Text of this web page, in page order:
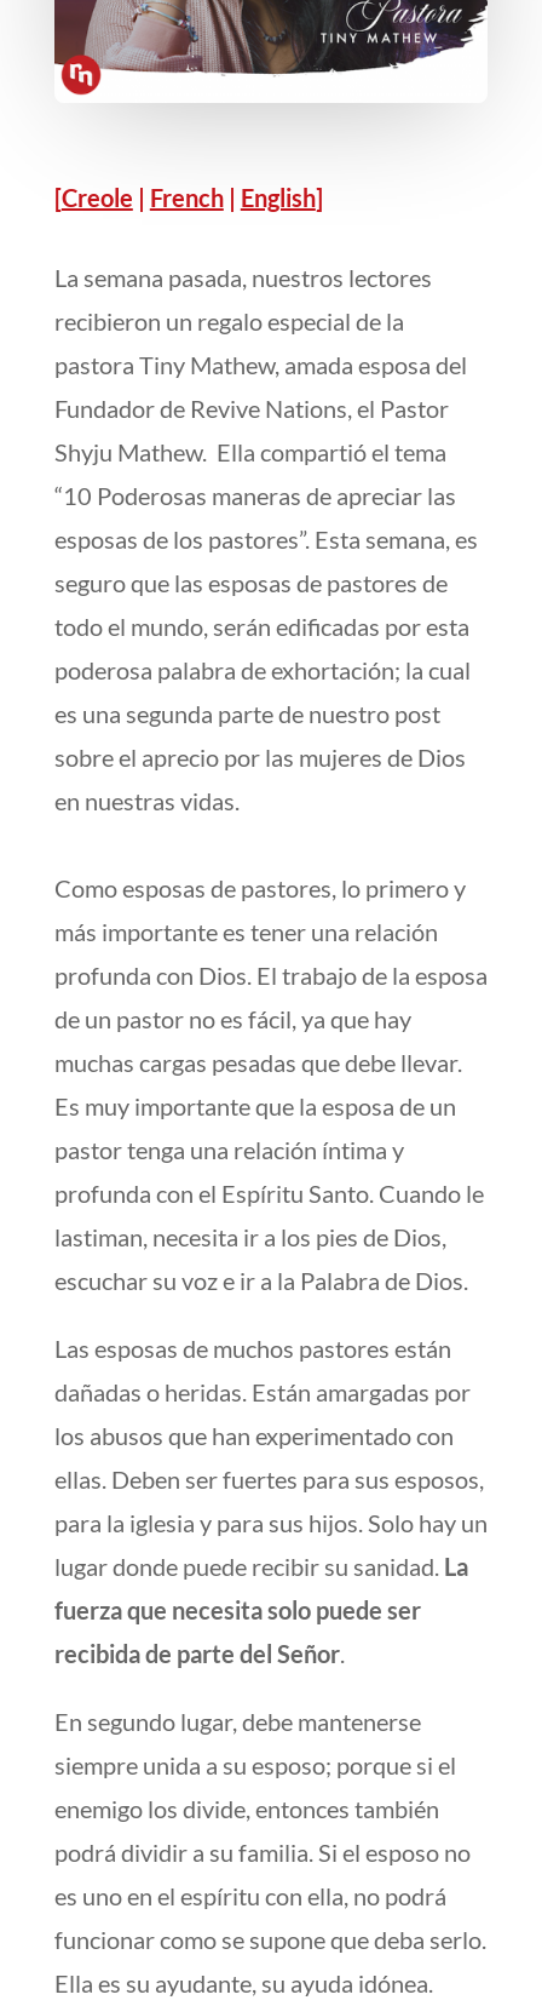
[Creole | French| English]
La semana pasada, nuestros lectores
recibieron un regalo especial de la
pastora Tiny Mathew, amada esposa del
Fundador de Revive Nations, el Pastor
Shyju Mathew. Ella compartió el tema
“10 Poderosas maneras de apreciar las
esposas de los pastores”. Esta semana, es
seguro que las esposas de pastores de
todo el mundo, serán edificadas por esta
poderosa palabra de exhortación; la cual
es una segunda parte de nuestro post
sobre el aprecio por las mujeres de Dios
en nuestras vidas.
Como esposas de pastores, lo primero y
más importante es tener una relación
profunda con Dios. El trabajo de la esposa
de un pastor no es fácil, ya que hay
muchas cargas pesadas que debe llevar.
Es muy importante que la esposa de un
pastor tenga una relación íntima y
profunda con el Espíritu Santo. Cuando le
lastiman, necesita ir a los pies de Dios,
escuchar su voz e ir a la Palabra de Dios.
Las esposas de muchos pastores están
dañadas o heridas. Están amargadas por
los abusos que han experimentado con
ellas. Deben ser fuertes para sus esposos,
para la iglesia y para sus hijos. Solo hay un
lugar donde puede recibir su sanidad. La
fuerza que necesita solo puede ser
recibida de parte del Señor.
En segundo lugar, debe mantenerse
siempre unida a su esposo; porque si el
enemigo los divide, entonces también
podrá dividir a su familia. Si el esposo no
es uno en el espíritu con ella, no podrá
funcionar como se supone que deba serlo.
Ella es su ayudante, su ayuda idónea.